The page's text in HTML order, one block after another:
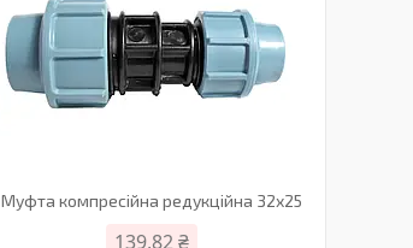
Муфта компресійна редукційна 32х25
139,82 ₴